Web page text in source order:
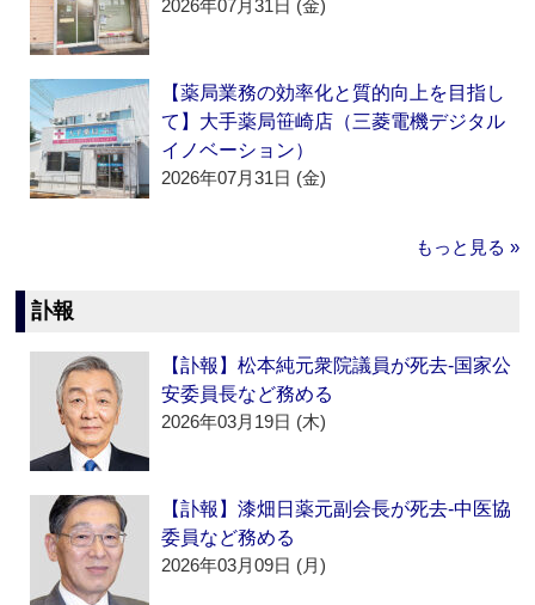
2026年07月31日 (金)
【薬局業務の効率化と質的向上を目指し
て】大手薬局笹崎店（三菱電機デジタル
イノベーション）
2026年07月31日 (金)
もっと見る »
訃報
【訃報】松本純元衆院議員が死去‐国家公
安委員長など務める
2026年03月19日 (木)
【訃報】漆畑日薬元副会長が死去‐中医協
委員など務める
2026年03月09日 (月)